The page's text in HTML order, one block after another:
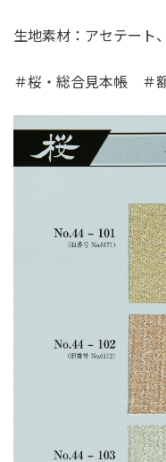
生地素材：アセテート
＃桜・総合見本帳 ＃